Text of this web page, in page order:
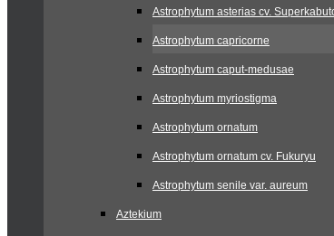
Astrophytum asterias cv.
Astrophytum capricorne
Astrophytum caput-medusae
Astrophytum myriostigma
Astrophytum ornatum
Astrophytum ornatum cv. Fukuryu
Astrophytum senile var. aureum
Aztekium